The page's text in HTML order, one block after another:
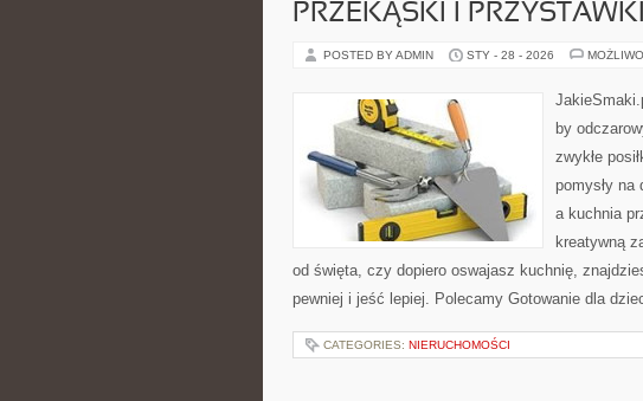
PRZEKĄSKI I PRZYSTAWKI
POSTED BY ADMIN STY - 28 - 2026
by
zwykłe
pomysły
a kuchnia
kreatywną
od święta, czy dopiero oswajasz kuchnię,
pewniej i jeść lepiej. Polecamy Gotowanie dla
CATEGORIES: NIERUCHOMOŚCI